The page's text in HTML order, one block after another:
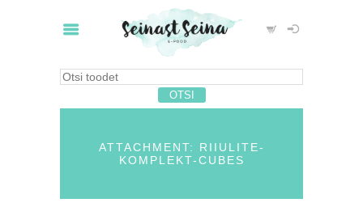
ATTACHMENT: RIIULITE-
KOMPLEKT-CUBES